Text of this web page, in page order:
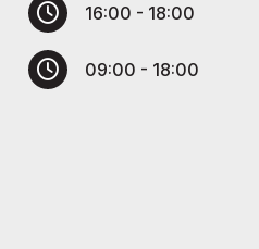
16:00 - 18:00
09:00 - 18:00